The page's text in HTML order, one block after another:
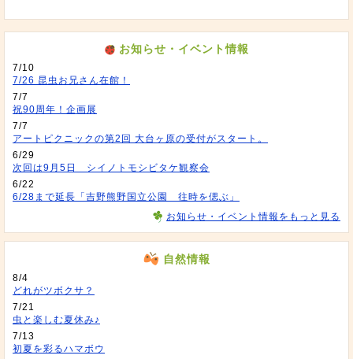
お知らせ・イベント情報
7/10
7/26 昆虫お兄さん在館！
7/7
祝90周年！企画展
7/7
アートピクニックの第2回 大台ヶ原の受付がスタート。
6/29
次回は9月5日 シイノトモシビタケ観察会
6/22
6/28まで延長「吉野熊野国立公園 往時を偲ぶ」
お知らせ・イベント情報をもっと見る
自然情報
8/4
どれがツボクサ？
7/21
虫と楽しむ夏休み♪
7/13
初夏を彩るハマボウ